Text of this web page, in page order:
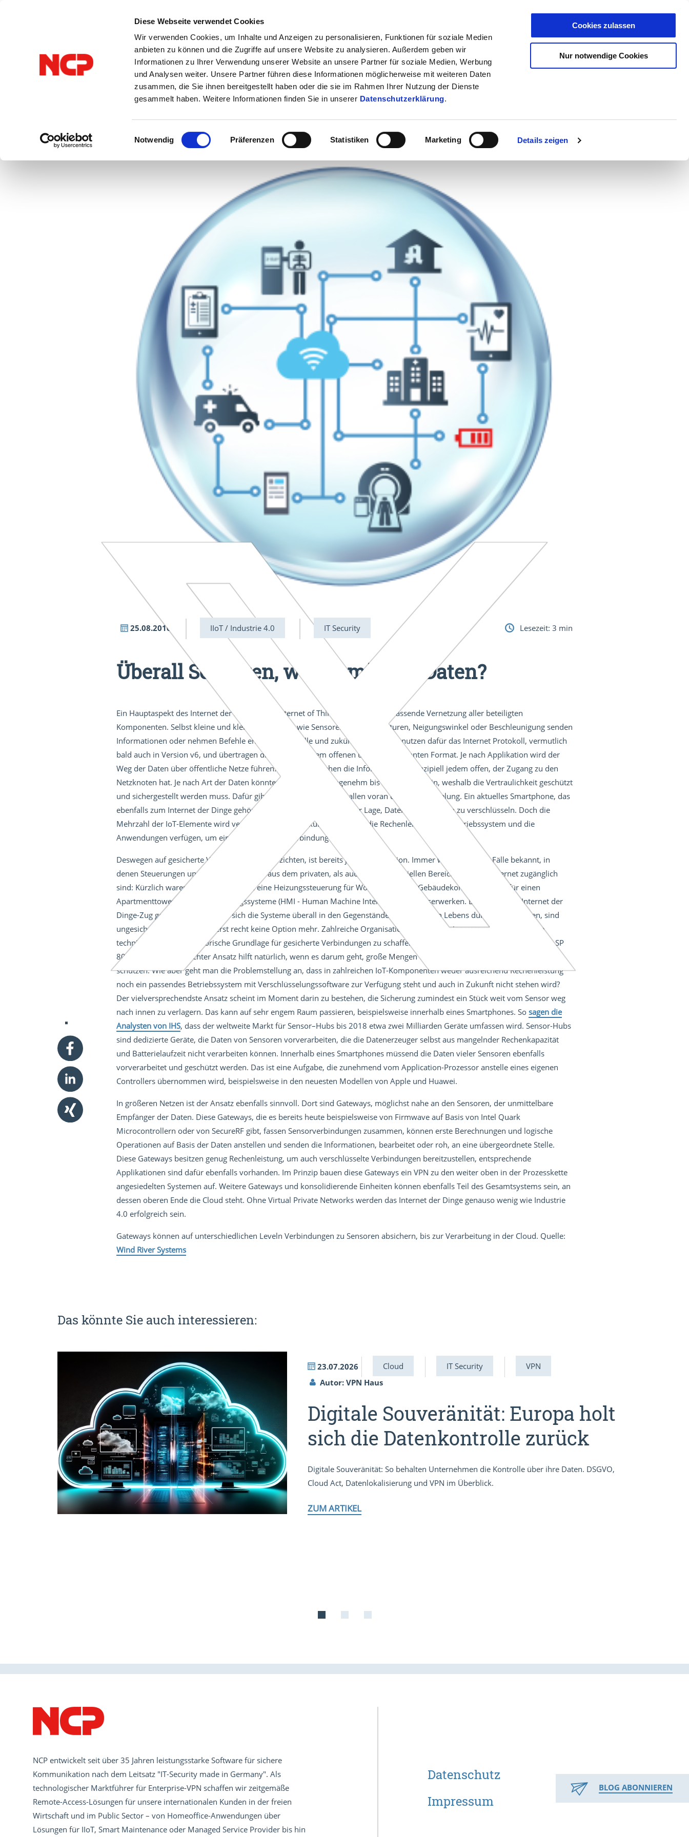
Diese Webseite verwendet Cookies
Wir verwenden Cookies, um Inhalte und Anzeigen zu personalisieren, Funktionen für soziale Medien
anbieten zu können und die Zugriffe auf unsere Website zu analysieren. Außerdem geben wir
Informationen zu Ihrer Verwendung unserer Website an unsere Partner für soziale Medien, Werbung
und Analysen weiter. Unsere Partner führen diese Informationen möglicherweise mit weiteren Daten
zusammen, die Sie ihnen bereitgestellt haben oder die sie im Rahmen Ihrer Nutzung der Dienste
gesammelt haben. Weitere Informationen finden Sie in unserer Datenschutzerklärung.
Einwilligungsauswahl
Notwendig Präferenzen Statistiken Marketing Details zeigen
Cookies zulassen
Nur notwendige Cookies
ÜBER UNS KONTAKT
VPN IT Security Cybercrime Public Sector
BLOG ABONNIEREN
25.08.2016 IIoT / Industrie 4.0 IT Security Lesezeit: 3 min
Überall Sensoren, wohin mit den Daten?
Ein Hauptaspekt des Internet der Dinge (engl. Internet of Things, IoT) ist die umfassende Vernetzung aller beteiligten
Komponenten. Selbst kleine und kleinste Einheiten wie Sensoren für Temperaturen, Neigungswinkel oder Beschleunigung senden
Informationen oder nehmen Befehle entgegen. Aktuelle und zukünftige Systeme nutzen dafür das Internet Protokoll, vermutlich
bald auch in Version v6, und übertragen die Daten in einem offenen und wohlbekannten Format. Je nach Applikation wird der
Weg der Daten über öffentliche Netze führen. Und damit stehen die Informationen prinzipiell jedem offen, der Zugang zu den
Netzknoten hat. Je nach Art der Daten könnten die Folgen unangenehm bis dramatisch sein, weshalb die Vertraulichkeit geschützt
und sichergestellt werden muss. Dafür gibt es mehrere Konzepte, allen voran die Verschlüsselung. Ein aktuelles Smartphone, das
ebenfalls zum Internet der Dinge gehört, ist technisch durchaus in der Lage, Datenverbindungen zu verschlüsseln. Doch die
Mehrzahl der IoT-Elemente wird vermutlich auch in Zukunft nicht über die Rechenleistung, das Betriebssystem und die
Anwendungen verfügen, um eine verschlüsselte Verbindung aufzubauen.
Deswegen auf gesicherte Verbindungen zu verzichten, ist bereits jetzt keine Option. Immer wieder werden Fälle bekannt, in
denen Steuerungen und Sensoren, sowohl aus dem privaten, als auch dem industriellen Bereich, offen im Internet zugänglich
sind: Kürzlich waren das beispielsweise eine Heizungssteuerung für Wohnhäuser, ein Gebäudekontrollsysteme für einen
Apartmenttower und die Bedienungssysteme (HMI - Human Machine Interface) von Wasserwerken. Dabei rollt der Internet der
Dinge-Zug gerade erst an. Wenn sich die Systeme überall in den Gegenständen des täglichen Lebens durchgesetzt haben, sind
ungesicherte Verbindungen erst recht keine Option mehr. Zahlreiche Organisationen und Gremien versuchen zurzeit eine
technische und organisatorische Grundlage für gesicherte Verbindungen zu schaffen, ganz aktuell das NIST mit seinem Draft SP
800-183. Ein durchdachter Ansatz hilft natürlich, wenn es darum geht, große Mengen von Verbindungen und Systemen zu
schützen. Wie aber geht man die Problemstellung an, dass in zahlreichen IoT-Komponenten weder ausreichend Rechenleistung
noch ein passendes Betriebssystem mit Verschlüsselungssoftware zur Verfügung steht und auch in Zukunft nicht stehen wird?
Der vielversprechendste Ansatz scheint im Moment darin zu bestehen, die Sicherung zumindest ein Stück weit vom Sensor weg
nach innen zu verlagern. Das kann auf sehr engem Raum passieren, beispielsweise innerhalb eines Smartphones. So sagen die
Analysten von IHS, dass der weltweite Markt für Sensor–Hubs bis 2018 etwa zwei Milliarden Geräte umfassen wird. Sensor-Hubs
sind dedizierte Geräte, die Daten von Sensoren vorverarbeiten, die die Datenerzeuger selbst aus mangelnder Rechenkapazität
und Batterielaufzeit nicht verarbeiten können. Innerhalb eines Smartphones müssend die Daten vieler Sensoren ebenfalls
vorverarbeitet und geschützt werden. Das ist eine Aufgabe, die zunehmend vom Application-Prozessor anstelle eines eigenen
Controllers übernommen wird, beispielsweise in den neuesten Modellen von Apple und Huawei.
In größeren Netzen ist der Ansatz ebenfalls sinnvoll. Dort sind Gateways, möglichst nahe an den Sensoren, der unmittelbare
Empfänger der Daten. Diese Gateways, die es bereits heute beispielsweise von Firmwave auf Basis von Intel Quark
Microcontrollern oder von SecureRF gibt, fassen Sensorverbindungen zusammen, können erste Berechnungen und logische
Operationen auf Basis der Daten anstellen und senden die Informationen, bearbeitet oder roh, an eine übergeordnete Stelle.
Diese Gateways besitzen genug Rechenleistung, um auch verschlüsselte Verbindungen bereitzustellen, entsprechende
Applikationen sind dafür ebenfalls vorhanden. Im Prinzip bauen diese Gateways ein VPN zu den weiter oben in der Prozesskette
angesiedelten Systemen auf. Weitere Gateways und konsolidierende Einheiten können ebenfalls Teil des Gesamtsystems sein, an
dessen oberen Ende die Cloud steht. Ohne Virtual Private Networks werden das Internet der Dinge genauso wenig wie Industrie
4.0 erfolgreich sein.
Gateways können auf unterschiedlichen Leveln Verbindungen zu Sensoren absichern, bis zur Verarbeitung in der Cloud. Quelle:
Wind River Systems
Das könnte Sie auch interessieren:
23.07.2026 Cloud IT Security
VPN
Autor: VPN Haus
Digitale Souveränität: Europa holt
sich die Datenkontrolle zurück
Digitale Souveränität: So behalten Unternehmen die Kontrolle über ihre Daten. DSGVO,
Cloud Act, Datenlokalisierung und VPN im Überblick.
ZUM ARTIKEL
NCP entwickelt seit über 35 Jahren leistungsstarke Software für sichere
Kommunikation nach dem Leitsatz "IT-Security made in Germany". Als
technologischer Marktführer für Enterprise-VPN schaffen wir zeitgemäße
Remote-Access-Lösungen für unsere internationalen Kunden in der freien
Wirtschaft und im Public Sector – von Homeoffice-Anwendungen über
Lösungen für IIoT, Smart Maintenance oder Managed Service Provider bis hin
Datenschutz
Impressum